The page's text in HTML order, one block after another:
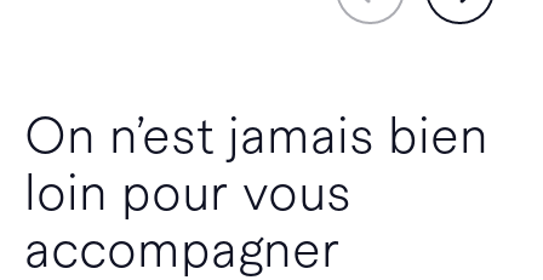
On n’est jamais bien
loin pour vous
accompagner